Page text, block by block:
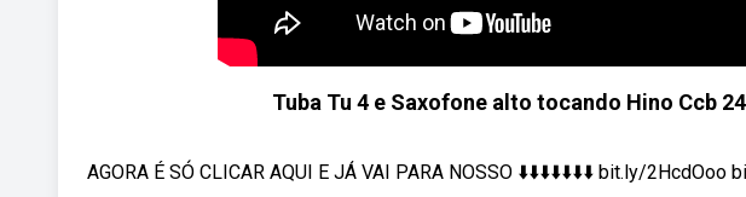
Tuba Tu 4 e Saxofone alto tocando Hino Ccb
AGORA É SÓ CLICAR AQUI E JÁ VAI PARA NOSSO ⬇️⬇️⬇️⬇️⬇️⬇️⬇️ bit.ly/2HcdOoo